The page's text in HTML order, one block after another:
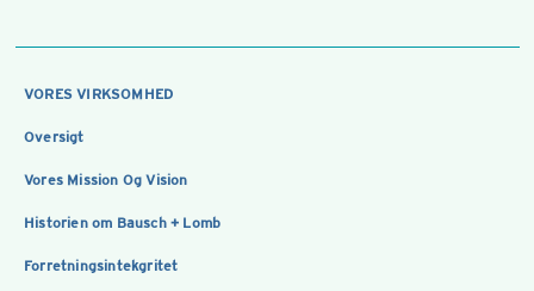
VORES VIRKSOMHED
Oversigt
Vores Mission Og Vision
Historien om Bausch + Lomb
Forretningsintekgritet